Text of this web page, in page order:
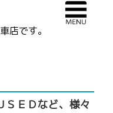
店です。
ＳＥＤなど、様々